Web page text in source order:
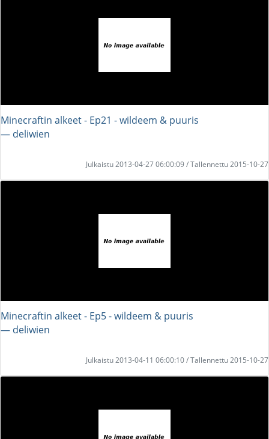
Minecraftin alkeet - Ep21 - wildeem & puuris
― deliwien
Julkaistu 2013-04-27 06:00:09 / Tallennettu 2015-10-27
Minecraftin alkeet - Ep5 - wildeem & puuris
― deliwien
Julkaistu 2013-04-11 06:00:10 / Tallennettu 2015-10-27